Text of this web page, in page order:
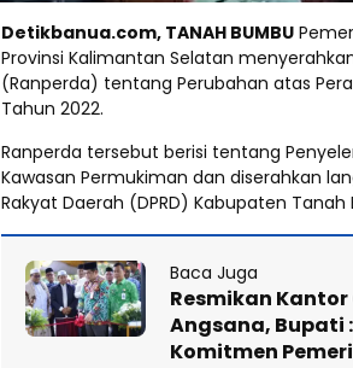
Detikbanua.com, TANAH BUMBU
Provinsi Kalimantan Selatan
(Ranperda) tentang Perubahan atas
Tahun 2022.
Ranperda tersebut berisi tentang
Kawasan Permukiman dan diserahkan
Rakyat Daerah (DPRD) Kabupaten
Baca Juga
Resmikan
Angsana, Bupati
Komitmen